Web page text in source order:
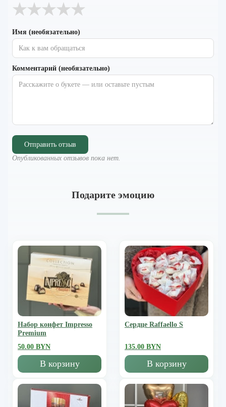
★
★
★
★
★
Имя (необязательно)
Комментарий (необязательно)
Отправить отзыв
Опубликованных отзывов пока нет.
Подарите эмоцию
Набор конфет Impresso
Premium
50.00 BYN
В корзину
Сердце Raffaello S
135.00 BYN
В корзину